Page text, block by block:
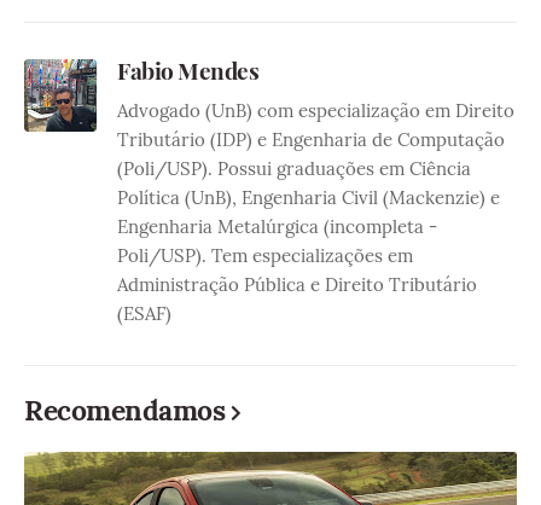
Fabio Mendes
Advogado (UnB) com especialização em Direito
Tributário (IDP) e Engenharia de Computação
(Poli/USP). Possui graduações em Ciência
Política (UnB), Engenharia Civil (Mackenzie) e
Engenharia Metalúrgica (incompleta -
Poli/USP). Tem especializações em
Administração Pública e Direito Tributário
(ESAF)
Recomendamos